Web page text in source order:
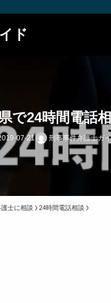
ド
で24時間電話
07-21 刑事事件弁護士ガ
士に相談 24時間電話相談